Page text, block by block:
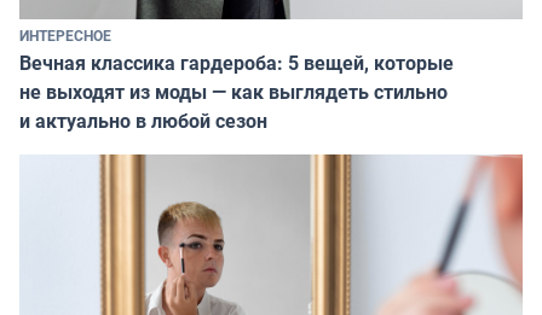
ИНТЕРЕСНОЕ
Вечная классика гардероба: 5 вещей, которые
не выходят из моды — как выглядеть стильно
и актуально в любой сезон